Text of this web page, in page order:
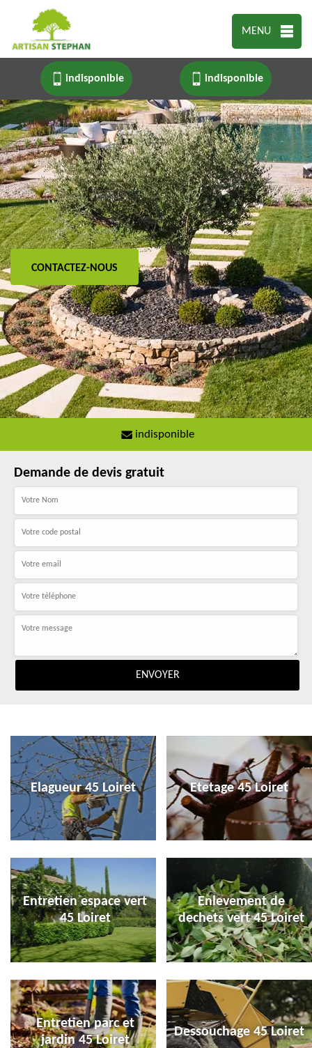
MENU
indisponible indisponible
CONTACTEZ-NOUS
indisponible
Demande de devis gratuit
Elagueur 45 Loiret Etetage 45 Loiret
Entretien espace vert
45 Loiret
Enlevement de
dechets vert 45 Loiret
Entretien parc et
jardin 45 Loiret
Dessouchage 45 Loiret